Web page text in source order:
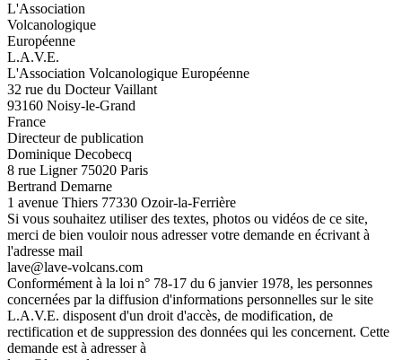
L'Association
Volcanologique
Européenne
L.A.V.E.
L'Association Volcanologique Européenne
32 rue du Docteur Vaillant
93160 Noisy-le-Grand
France
Directeur de publication
Dominique Decobecq
8 rue Ligner 75020 Paris
Bertrand Demarne
1 avenue Thiers 77330 Ozoir-la-Ferrière
Si vous souhaitez utiliser des textes, photos ou vidéos de ce site,
merci de bien vouloir nous adresser votre demande en écrivant à
l'adresse mail
lave@lave-volcans.com
Conformément à la loi n° 78-17 du 6 janvier 1978, les personnes
concernées par la diffusion d'informations personnelles sur le site
L.A.V.E. disposent d'un droit d'accès, de modification, de
rectification et de suppression des données qui les concernent. Cette
demande est à adresser à